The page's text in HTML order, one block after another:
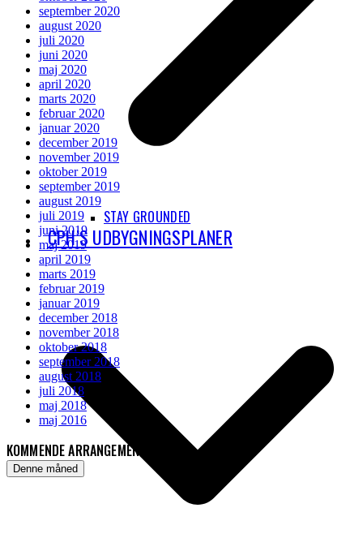
STAY GROUNDED
CPH’S UDBYGNINGSPLANER
september 2020
august 2020
juli 2020
juni 2020
maj 2020
april 2020
marts 2020
februar 2020
januar 2020
december 2019
november 2019
oktober 2019
september 2019
august 2019
juli 2019
juni 2019
maj 2019
april 2019
marts 2019
februar 2019
januar 2019
december 2018
november 2018
oktober 2018
september 2018
august 2018
juli 2018
maj 2018
maj 2016
KOMMENDE ARRANGEMENTER
Denne måned